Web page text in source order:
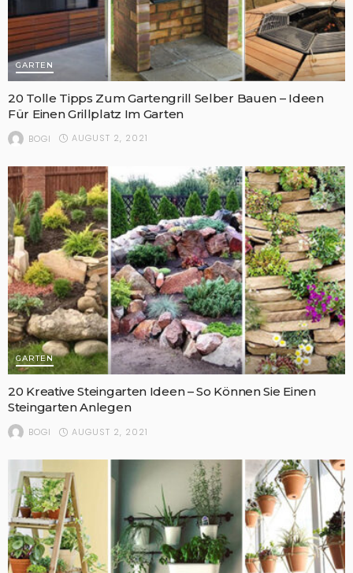
GARTEN
20 Tolle Tipps Zum Gartengrill Selber Bauen – Ideen
Für Einen Grillplatz Im Garten
BOGI AUGUST 2, 2021
GARTEN
20 Kreative Steingarten Ideen – So Können Sie Einen
Steingarten Anlegen
BOGI AUGUST 2, 2021